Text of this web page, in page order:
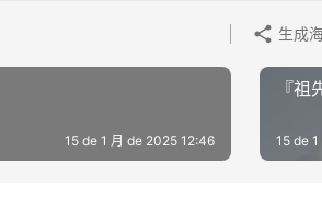
生成
15 de 1 月 de 2025 12:46
『
15 de